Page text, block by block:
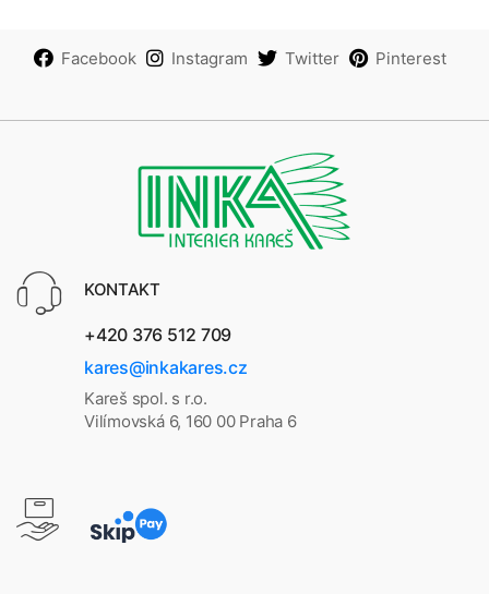
Facebook Instagram Twitter Pinterest
KONTAKT
+420 376 512 709
kares@inkakares.cz
Kareš spol. s r.o.
Vilímovská 6, 160 00 Praha 6